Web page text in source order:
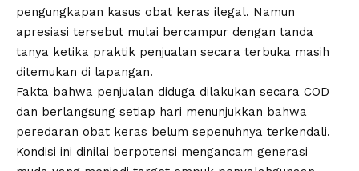
pengungkapan kasus obat keras ilegal. Namun
apresiasi tersebut mulai bercampur dengan tanda
tanya ketika praktik penjualan secara terbuka masih
ditemukan di lapangan.‎‎
Fakta bahwa penjualan diduga dilakukan secara COD
dan berlangsung setiap hari menunjukkan bahwa
peredaran obat keras belum sepenuhnya terkendali.‎‎
Kondisi ini dinilai berpotensi mengancam generasi